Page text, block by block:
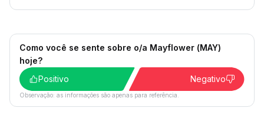
Como você se sente sobre o/a Mayflower (MAY)
hoje?
Positivo
Negativo
Observação: as informações são apenas para referência.